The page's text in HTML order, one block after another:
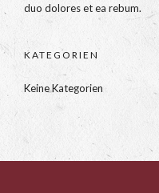
duo dolores et ea rebum.
KATEGORIEN
Keine Kategorien